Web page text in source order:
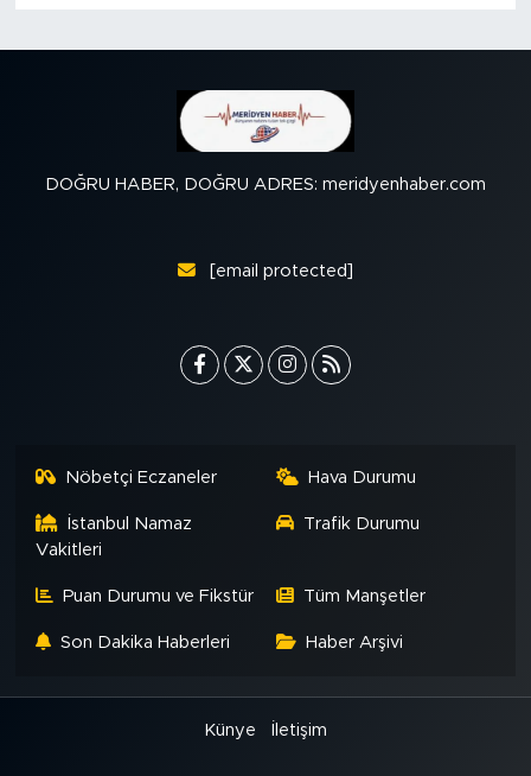
DOĞRU HABER, DOĞRU ADRES: meridyenhaber.com
[email protected]
Nöbetçi Eczaneler Hava Durumu
İstanbul Namaz
Vakitleri
Trafik Durumu
Puan Durumu ve Fikstür Tüm Manşetler
Son Dakika Haberleri Haber Arşivi
Künye İletişim